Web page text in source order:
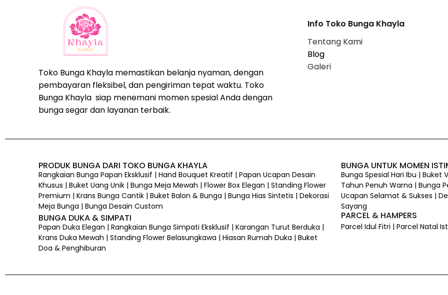
Toko Bunga Khayla memastikan belanja nyaman, dengan
pembayaran fleksibel, dan pengiriman tepat waktu. Toko
Bunga Khayla siap menemani momen spesial Anda dengan
bunga segar dan layanan terbaik.
Info Toko Bunga Khayla
Tentang Kami
Blog
Galeri
PRODUK BUNGA DARI TOKO BUNGA KHAYLA
Rangkaian Bunga Papan Eksklusif | Hand Bouquet Kreatif | Papan Ucapan Desain
Khusus | Buket Uang Unik | Bunga Meja Mewah | Flower Box Elegan | Standing Flower
Premium | Krans Bunga Cantik | Buket Balon & Bunga | Bunga Hias Sintetis | Dekorasi
Meja Bunga | Bunga Desain Custom
BUNGA DUKA & SIMPATI
Papan Duka Elegan | Rangkaian Bunga Simpati Eksklusif | Karangan Turut Berduka |
Krans Duka Mewah | Standing Flower Belasungkawa | Hiasan Rumah Duka | Buket
Doa & Penghiburan
BUNGA UNTUK MOMEN
Bunga Spesial Hari Ibu | Buket
Tahun Penuh Warna | Bunga
Ucapan Selamat & Sukses |
Sayang
PARCEL & HAMPERS
Parcel Idul Fitri | Parcel Natal